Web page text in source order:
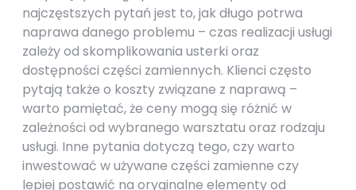
najczęstszych pytań jest to, jak długo potrwa
naprawa danego problemu – czas realizacji usługi
zależy od skomplikowania usterki oraz
dostępności części zamiennych. Klienci często
pytają także o koszty związane z naprawą –
warto pamiętać, że ceny mogą się różnić w
zależności od wybranego warsztatu oraz rodzaju
usługi. Inne pytania dotyczą tego, czy warto
inwestować w używane części zamienne czy
lepiej postawić na oryginalne elementy od